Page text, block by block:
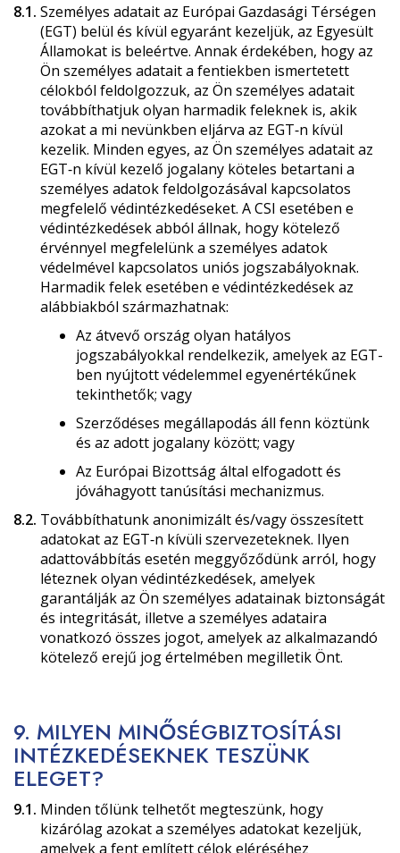
8.1. Személyes adatait az Európai Gazdasági Térségen
(EGT) belül és kívül egyaránt kezeljük, az Egyesült
Államokat is beleértve. Annak érdekében, hogy az
Ön személyes adatait a fentiekben ismertetett
célokból feldolgozzuk, az Ön személyes adatait
továbbíthatjuk olyan harmadik feleknek is, akik
azokat a mi nevünkben eljárva az EGT‑n kívül
kezelik. Minden egyes, az Ön személyes adatait az
EGT‑n kívül kezelő jogalany köteles betartani a
személyes adatok feldolgozásával kapcsolatos
megfelelő védintézkedéseket. A CSI esetében e
védintézkedések abból állnak, hogy kötelező
érvénnyel megfelelünk a személyes adatok
védelmével kapcsolatos uniós jogszabályoknak.
Harmadik felek esetében e védintézkedések az
alábbiakból származhatnak:
Az átvevő ország olyan hatályos
jogszabályokkal rendelkezik, amelyek az EGT-
ben nyújtott védelemmel egyenértékűnek
tekinthetők; vagy
Szerződéses megállapodás áll fenn köztünk
és az adott jogalany között; vagy
Az Európai Bizottság által elfogadott és
jóváhagyott tanúsítási mechanizmus.
8.2. Továbbíthatunk anonimizált és/vagy összesített
adatokat az EGT‑n kívüli szervezeteknek. Ilyen
adattovábbítás esetén meggyőződünk arról, hogy
léteznek olyan védintézkedések, amelyek
garantálják az Ön személyes adatainak biztonságát
és integritását, illetve a személyes adataira
vonatkozó összes jogot, amelyek az alkalmazandó
kötelező erejű jog értelmében megilletik Önt.
9. MILYEN MINŐSÉGBIZTOSÍTÁSI
INTÉZKEDÉSEKNEK TESZÜNK
ELEGET?
9.1. Minden tőlünk telhetőt megteszünk, hogy
kizárólag azokat a személyes adatokat kezeljük,
amelyek a fent említett célok eléréséhez